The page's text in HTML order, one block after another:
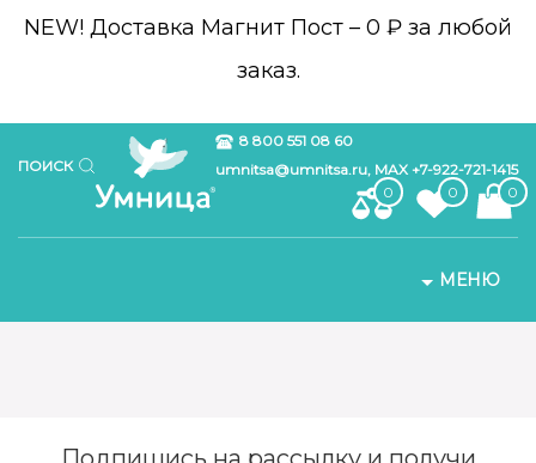
NEW! Доставка Магнит Пост – 0 ₽ за любой
заказ.
ПОИСК
8 800 551 08 60
umnitsa@umnitsa.ru, MAX +7-922-721-1415
0
0 0
МЕНЮ